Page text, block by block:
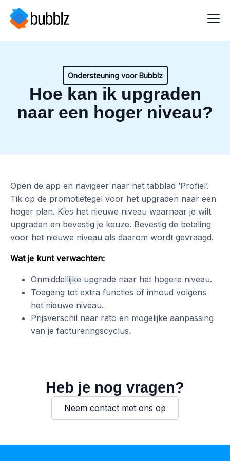
Ondersteuning voor Bubblz
Hoe kan ik upgraden
naar een hoger niveau?
Open de app en navigeer naar het tabblad ’Profiel’.
Tik op de promotietegel voor het upgraden naar een
hoger plan. Kies het nieuwe niveau waarnaar je wilt
upgraden en bevestig je keuze. Bevestig de betaling
voor het nieuwe niveau als daarom wordt gevraagd.
Wat je kunt verwachten:
Onmiddellijke upgrade naar het hogere niveau.
Toegang tot extra functies of inhoud volgens
het nieuwe niveau.
Prijsverschil naar rato en mogelijke aanpassing
van je factureringscyclus.
Heb je nog vragen?
Neem contact met ons op